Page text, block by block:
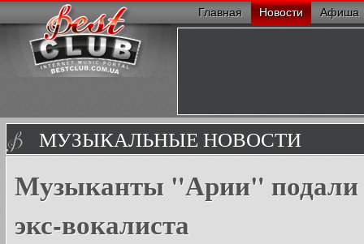
Главная Новости Афиша
МУЗЫКАЛЬНЫЕ НОВОСТИ
Музыканты "Арии" подали
экс-вокалиста